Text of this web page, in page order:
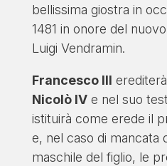
bellissima giostra in
1481 in onore del
Luigi Vendramin.
Francesco III
Nicolò IVe nel suo
istituirà come erede il
e, nel caso di mancata
maschile del figlio, le